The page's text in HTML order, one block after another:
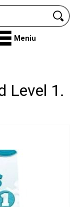
Meniu
Level 1.